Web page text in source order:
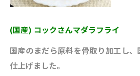
(国産) コックさんマダラフライ
国産のまだら原料を骨取り加工し
仕上げました。